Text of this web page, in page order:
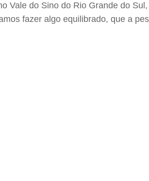
Vale do Sino do Rio Grande do
fazer algo equilibrado, que a